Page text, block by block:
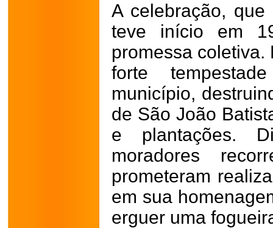
A celebração,
teve início em
promessa
forte
município,
de São João
e plantações.
moradores
prometeram
em sua
erguer uma